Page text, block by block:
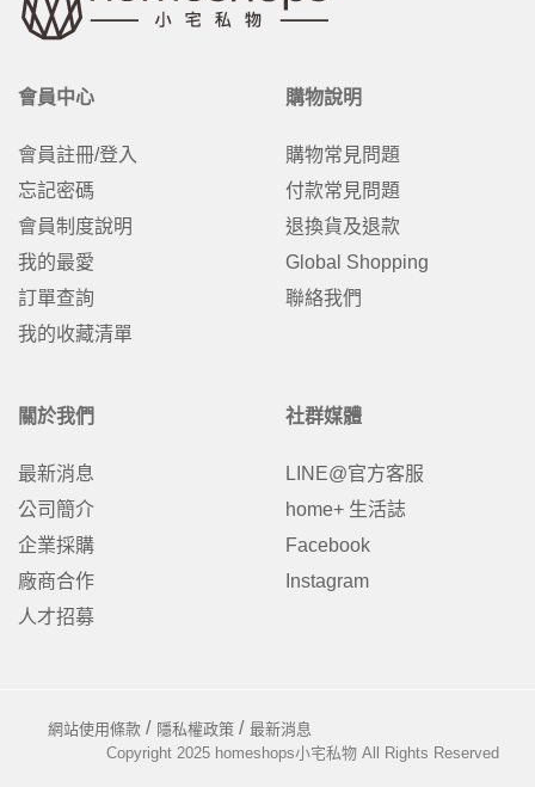
會員中心
會員註冊/登入
忘記密碼
會員制度說明
我的最愛
訂單查詢
我的收藏清單
購物說明
購物常見問題
付款常見問題
退換貨及退款
Global Shopping
聯絡我們
關於我們
最新消息
公司簡介
企業採購
廠商合作
人才招募
社群媒體
LINE@官方客服
home+ 生活誌
Facebook
Instagram
網站使用條款 隱私權政策
最新消息
Copyright 2025 homeshops小宅私物 All Rights Reserved